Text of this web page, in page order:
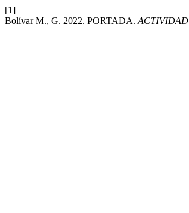
[1]
Bolívar M., G. 2022. PORTADA. ACTIVIDAD